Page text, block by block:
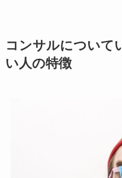
コンサルについて
い人の特徴